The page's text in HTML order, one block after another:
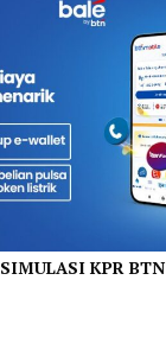
SIMULASI KPR BTN